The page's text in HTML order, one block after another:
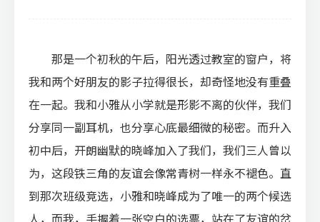
那是一个初秋的午后，阳光透过教室的窗户，将
我和两个好朋友的影子拉得很长，却奇怪地没有重叠
在一起。我和小雅从小学就是形影不离的伙伴，我们
分享同一副耳机，也分享心底最细微的秘密。而升入
初中后，开朗幽默的晓峰加入了我们，我们三人曾以
为，这段铁三角的友谊会像常青树一样永不褪色。直
到那次班级竞选，小雅和晓峰成为了唯一的两个候选
人，而我，手握着一张空白的选票，站在了友谊的岔